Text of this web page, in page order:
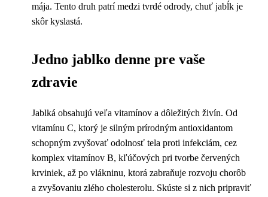
mája. Tento druh patrí medzi tvrdé odrody, chuť jabĺk je
skôr kyslastá.
Jedno jablko denne pre vaše
zdravie
Jablká obsahujú veľa vitamínov a dôležitých živín. Od
vitamínu C, ktorý je silným prírodným antioxidantom
schopným zvyšovať odolnosť tela proti infekciám, cez
komplex vitamínov B, kľúčových pri tvorbe červených
krviniek, až po vlákninu, ktorá zabraňuje rozvoju chorôb
a zvyšovaniu zlého cholesterolu. Skúste si z nich pripraviť